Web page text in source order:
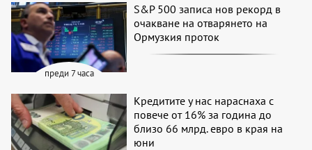
преди 7 часа
S&P 500 записа нов рекорд в
очакване на отварянето на
Ормузкия проток
Кредитите у нас нараснаха с
повече от 16% за година до
близо 66 млрд. евро в края на
юни